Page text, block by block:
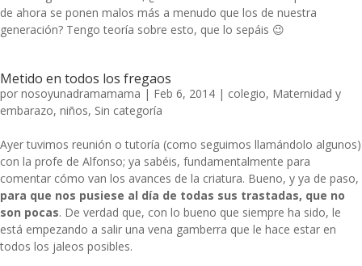
de ahora se ponen malos más a menudo que los de nuestra
generación? Tengo teoría sobre esto, que lo sepáis 😉
Metido en todos los fregaos
por nosoyunadramamama | Feb 6, 2014 | colegio, Maternidad y
embarazo, niños, Sin categoría
Ayer tuvimos reunión o tutoría (como seguimos llamándolo algunos)
con la profe de Alfonso; ya sabéis, fundamentalmente para
comentar cómo van los avances de la criatura. Bueno, y ya de paso,
para que nos pusiese al día de todas sus trastadas, que no
son pocas. De verdad que, con lo bueno que siempre ha sido, le
está empezando a salir una vena gamberra que le hace estar en
todos los jaleos posibles.